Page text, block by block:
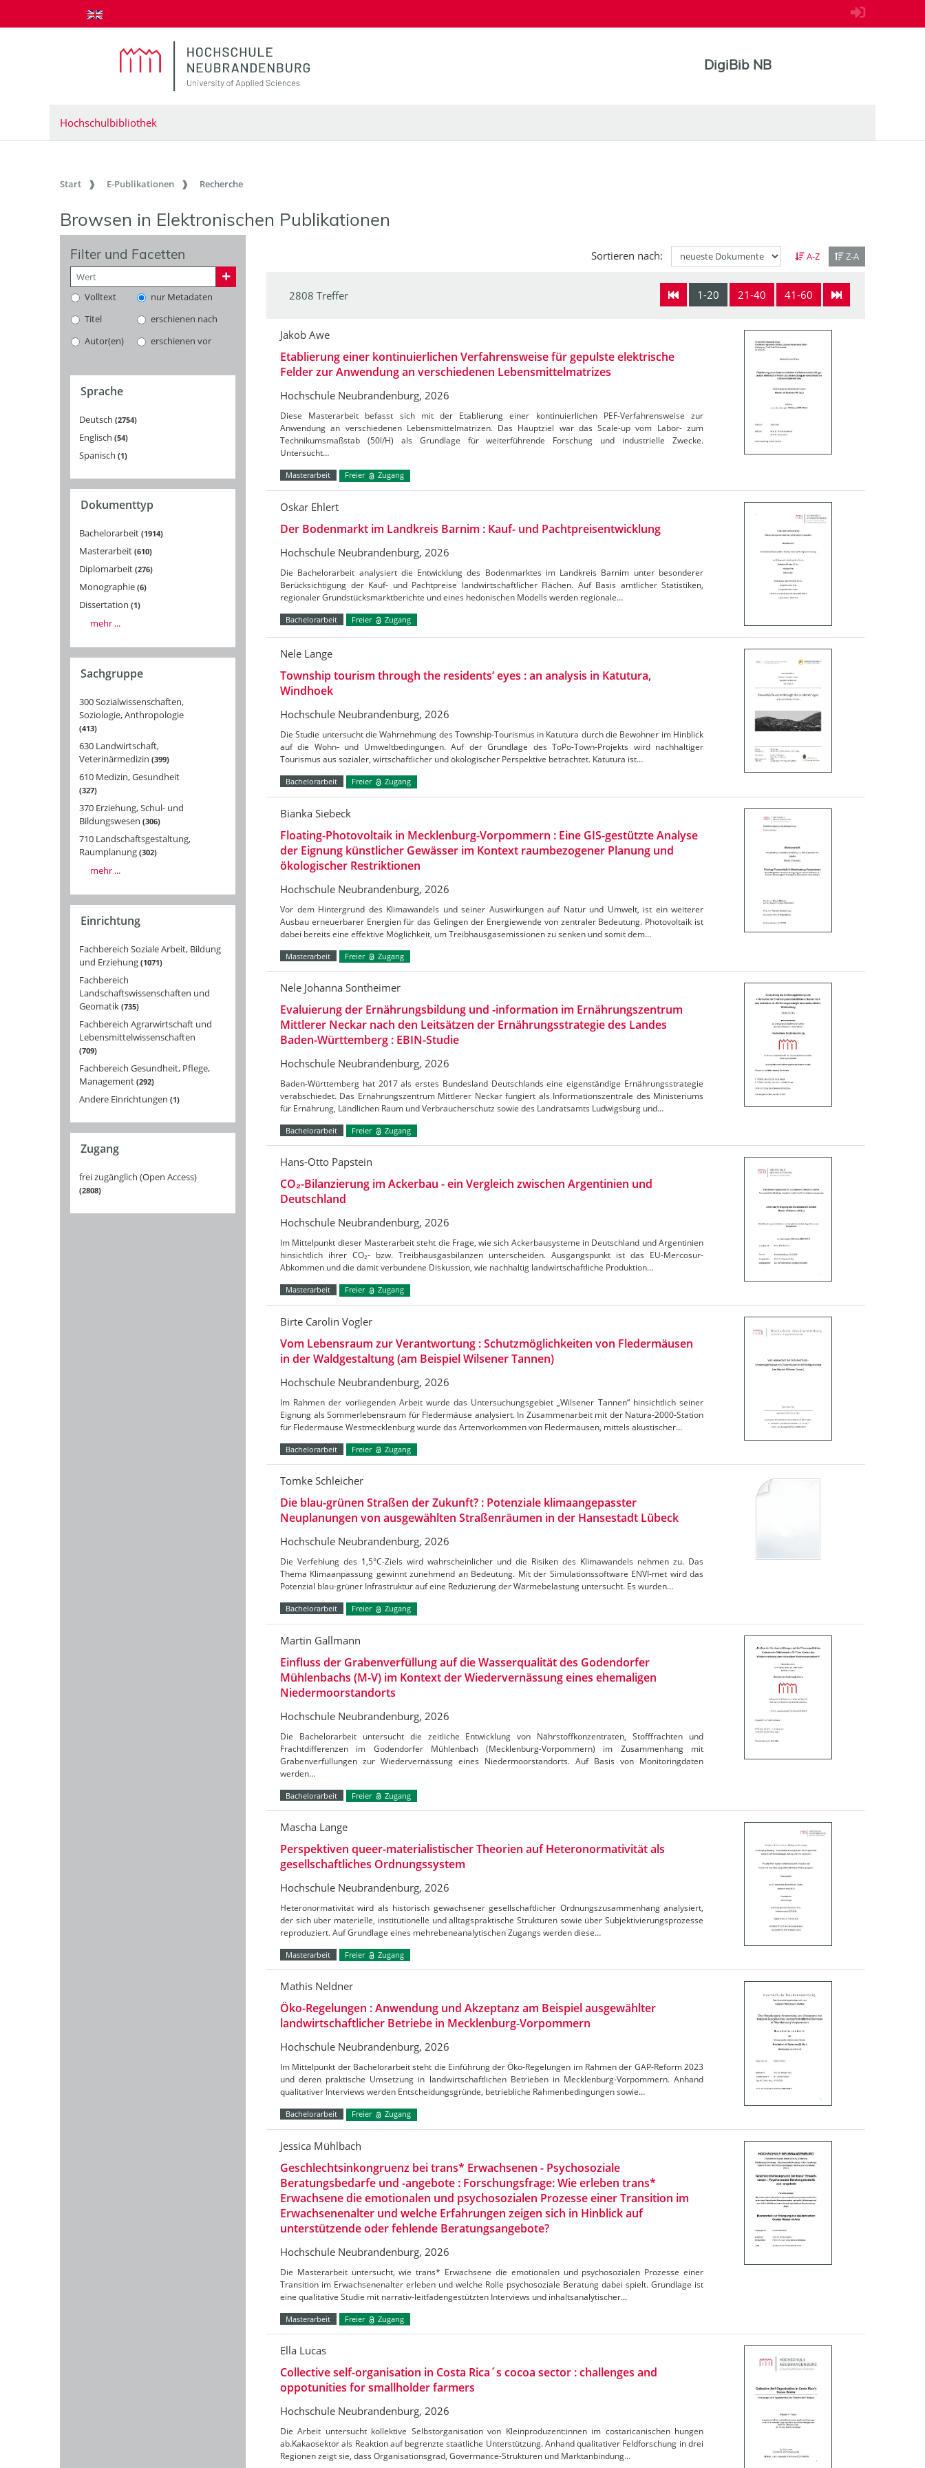
zum Inhalt springen
DigiBib NB
Hochschulbibliothek
Start E-Publikationen Recherche
Browsen in Elektronischen Publikationen
Filter und Facetten
Volltext
nur Metadaten
Titel
erschienen nach
Autor(en)
erschienen vor
Sprache
Deutsch 2754
Englisch 54
Spanisch 1
Dokumenttyp
Bachelorarbeit 1914
Masterarbeit 610
Diplomarbeit 276
Monographie 6
Dissertation 1
mehr ...
Sachgruppe
300 Sozialwissenschaften,
Soziologie, Anthropologie
413
630 Landwirtschaft,
Veterinärmedizin 399
610 Medizin, Gesundheit
327
370 Erziehung, Schul- und
Bildungswesen 306
710 Landschaftsgestaltung,
Raumplanung 302
mehr ...
Einrichtung
Fachbereich Soziale Arbeit, Bildung
und Erziehung 1071
Fachbereich
Landschaftswissenschaften und
Geomatik 735
Fachbereich Agrarwirtschaft und
Lebensmittelwissenschaften
709
Fachbereich Gesundheit, Pflege,
Management 292
Andere Einrichtungen 1
Zugang
frei zugänglich (Open Access)
2808
Sortieren nach: A-Z Z-A
1-20 21-40 41-60
2808 Treffer
Jakob Awe
Etablierung einer kontinuierlichen Verfahrensweise für gepulste elektrische
Felder zur Anwendung an verschiedenen Lebensmittelmatrizes
Hochschule Neubrandenburg, 2026
Diese Masterarbeit befasst sich mit der Etablierung einer kontinuierlichen PEF-Verfahrensweise zur
Anwendung an verschiedenen Lebensmittelmatrizen. Das Hauptziel war das Scale-up vom Labor- zum
Technikumsmaßstab (50l/H) als Grundlage für weiterführende Forschung und industrielle Zwecke.
Untersucht…
Masterarbeit Freier Zugang
Oskar Ehlert
Der Bodenmarkt im Landkreis Barnim : Kauf- und Pachtpreisentwicklung
Hochschule Neubrandenburg, 2026
Die Bachelorarbeit analysiert die Entwicklung des Bodenmarktes im Landkreis Barnim unter besonderer
Berücksichtigung der Kauf- und Pachtpreise landwirtschaftlicher Flächen. Auf Basis amtlicher Statistiken,
regionaler Grundstücksmarktberichte und eines hedonischen Modells werden regionale…
Bachelorarbeit Freier Zugang
Nele Lange
Township tourism through the residents’ eyes : an analysis in Katutura,
Windhoek
Hochschule Neubrandenburg, 2026
Die Studie untersucht die Wahrnehmung des Township-Tourismus in Katutura durch die Bewohner im Hinblick
auf die Wohn- und Umweltbedingungen. Auf der Grundlage des ToPo-Town-Projekts wird nachhaltiger
Tourismus aus sozialer, wirtschaftlicher und ökologischer Perspektive betrachtet. Katutura ist…
Bachelorarbeit Freier Zugang
Bianka Siebeck
Floating-Photovoltaik in Mecklenburg-Vorpommern : Eine GIS-gestützte Analyse
der Eignung künstlicher Gewässer im Kontext raumbezogener Planung und
ökologischer Restriktionen
Hochschule Neubrandenburg, 2026
Vor dem Hintergrund des Klimawandels und seiner Auswirkungen auf Natur und Umwelt, ist ein weiterer
Ausbau erneuerbarer Energien für das Gelingen der Energiewende von zentraler Bedeutung. Photovoltaik ist
dabei bereits eine effektive Möglichkeit, um Treibhausgasemissionen zu senken und somit dem…
Masterarbeit Freier Zugang
Nele Johanna Sontheimer
Evaluierung der Ernährungsbildung und -information im Ernährungszentrum
Mittlerer Neckar nach den Leitsätzen der Ernährungsstrategie des Landes
Baden-Württemberg : EBIN-Studie
Hochschule Neubrandenburg, 2026
Baden-Württemberg hat 2017 als erstes Bundesland Deutschlands eine eigenständige Ernährungsstrategie
verabschiedet. Das Ernährungszentrum Mittlerer Neckar fungiert als Informationszentrale des Ministeriums
für Ernährung, Ländlichen Raum und Verbraucherschutz sowie des Landratsamts Ludwigsburg und…
Bachelorarbeit Freier Zugang
Hans-Otto Papstein
CO₂-Bilanzierung im Ackerbau - ein Vergleich zwischen Argentinien und
Deutschland
Hochschule Neubrandenburg, 2026
Im Mittelpunkt dieser Masterarbeit steht die Frage, wie sich Ackerbausysteme in Deutschland und Argentinien
hinsichtlich ihrer CO₂- bzw. Treibhausgasbilanzen unterscheiden. Ausgangspunkt ist das EU-Mercosur-
Abkommen und die damit verbundene Diskussion, wie nachhaltig landwirtschaftliche Produktion…
Masterarbeit Freier Zugang
Birte Carolin Vogler
Vom Lebensraum zur Verantwortung : Schutzmöglichkeiten von Fledermäusen
in der Waldgestaltung (am Beispiel Wilsener Tannen)
Hochschule Neubrandenburg, 2026
Im Rahmen der vorliegenden Arbeit wurde das Untersuchungsgebiet „Wilsener Tannen“ hinsichtlich seiner
Eignung als Sommerlebensraum für Fledermäuse analysiert. In Zusammenarbeit mit der Natura-2000-Station
für Fledermäuse Westmecklenburg wurde das Artenvorkommen von Fledermäusen, mittels akustischer…
Bachelorarbeit Freier Zugang
Tomke Schleicher
Die blau-grünen Straßen der Zukunft? : Potenziale klimaangepasster
Neuplanungen von ausgewählten Straßenräumen in der Hansestadt Lübeck
Hochschule Neubrandenburg, 2026
Die Verfehlung des 1,5°C-Ziels wird wahrscheinlicher und die Risiken des Klimawandels nehmen zu. Das
Thema Klimaanpassung gewinnt zunehmend an Bedeutung. Mit der Simulationssoftware ENVI-met wird das
Potenzial blau-grüner Infrastruktur auf eine Reduzierung der Wärmebelastung untersucht. Es wurden…
Bachelorarbeit Freier Zugang
Martin Gallmann
Einfluss der Grabenverfüllung auf die Wasserqualität des Godendorfer
Mühlenbachs (M-V) im Kontext der Wiedervernässung eines ehemaligen
Niedermoorstandorts
Hochschule Neubrandenburg, 2026
Die Bachelorarbeit untersucht die zeitliche Entwicklung von Nährstoffkonzentraten, Stofffrachten und
Frachtdifferenzen im Godendorfer Mühlenbach (Mecklenburg-Vorpommern) im Zusammenhang mit
Grabenverfüllungen zur Wiedervernässung eines Niedermoorstandorts. Auf Basis von Monitoringdaten
werden…
Bachelorarbeit Freier Zugang
Mascha Lange
Perspektiven queer-materialistischer Theorien auf Heteronormativität als
gesellschaftliches Ordnungssystem
Hochschule Neubrandenburg, 2026
Heteronormativität wird als historisch gewachsener gesellschaftlicher Ordnungszusammenhang analysiert,
der sich über materielle, institutionelle und alltagspraktische Strukturen sowie über Subjektivierungsprozesse
reproduziert. Auf Grundlage eines mehrebeneanalytischen Zugangs werden diese…
Masterarbeit Freier Zugang
Mathis Neldner
Öko-Regelungen : Anwendung und Akzeptanz am Beispiel ausgewählter
landwirtschaftlicher Betriebe in Mecklenburg-Vorpommern
Hochschule Neubrandenburg, 2026
Im Mittelpunkt der Bachelorarbeit steht die Einführung der Öko-Regelungen im Rahmen der GAP-Reform 2023
und deren praktische Umsetzung in landwirtschaftlichen Betrieben in Mecklenburg-Vorpommern. Anhand
qualitativer Interviews werden Entscheidungsgründe, betriebliche Rahmenbedingungen sowie…
Bachelorarbeit Freier Zugang
Jessica Mühlbach
Geschlechtsinkongruenz bei trans* Erwachsenen - Psychosoziale
Beratungsbedarfe und -angebote : Forschungsfrage: Wie erleben trans*
Erwachsene die emotionalen und psychosozialen Prozesse einer Transition im
Erwachsenenalter und welche Erfahrungen zeigen sich in Hinblick auf
unterstützende oder fehlende Beratungsangebote?
Hochschule Neubrandenburg, 2026
Die Masterarbeit untersucht, wie trans* Erwachsene die emotionalen und psychosozialen Prozesse einer
Transition im Erwachsenenalter erleben und welche Rolle psychosoziale Beratung dabei spielt. Grundlage ist
eine qualitative Studie mit narrativ-leitfadengestützten Interviews und inhaltsanalytischer…
Masterarbeit Freier Zugang
Ella Lucas
Collective self-organisation in Costa Rica´s cocoa sector : challenges and
oppotunities for smallholder farmers
Hochschule Neubrandenburg, 2026
Die Arbeit untersucht kollektive Selbstorganisation von Kleinproduzent:innen im costaricanischen hungen
ab.Kakaosektor als Reaktion auf begrenzte staatliche Unterstützung. Anhand qualitativer Feldforschung in drei
Regionen zeigt sie, dass Organisationsgrad, Govermance-Strukturen und Marktanbindung…